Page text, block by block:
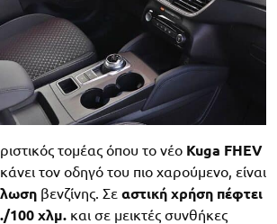
τομέας όπου το νέο Kuga FHEV
τον οδηγό του πιο χαρούμενο, είναι
βενζίνης. Σε αστική χρήση πέφτει
100 χλμ. και σε μεικτές συνθήκες